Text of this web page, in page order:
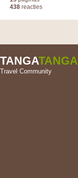
438 reacties
TANGATANGA
Travel Community